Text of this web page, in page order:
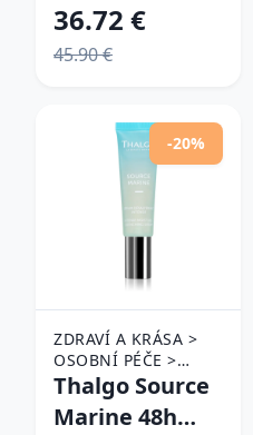
holení bez
alkoholu pre
36.72 €
45.90 €
-20%
ZDRAVÍ A KRÁSA >
OSOBNÍ PÉČE >
KOSMETIKA > PÉČE
O PLEŤ
Thalgo Source
Marine 48h